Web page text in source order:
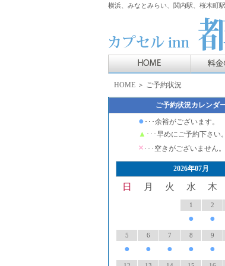
横浜、みなとみらい、関内駅、桜木町
HOME ＞ ご予約状況
ご予約状況カレンダ
● ･･･余裕がございます。
▲ ･･･早めにご予約下さい。
× ･･･空きがございません。
2026年07月
日 月 火 水 木
1
●
2
●
5
●
6
●
7
●
8
●
9
●